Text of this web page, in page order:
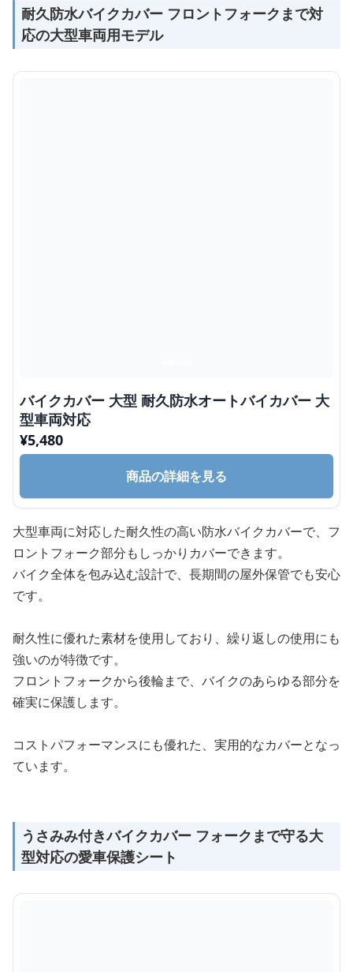
耐久防水バイクカバー フロントフォークまで対
応の大型車両用モデル
バイクカバー 大型 耐久防水オートバイカバー 大
型車両対応
¥5,480
商品の詳細を見る
大型車両に対応した耐久性の高い防水バイクカバーで、フ
ロントフォーク部分もしっかりカバーできます。
バイク全体を包み込む設計で、長期間の屋外保管でも安心
です。
耐久性に優れた素材を使用しており、繰り返しの使用にも
強いのが特徴です。
フロントフォークから後輪まで、バイクのあらゆる部分を
確実に保護します。
コストパフォーマンスにも優れた、実用的なカバーとなっ
ています。
うさみみ付きバイクカバー フォークまで守る大
型対応の愛車保護シート